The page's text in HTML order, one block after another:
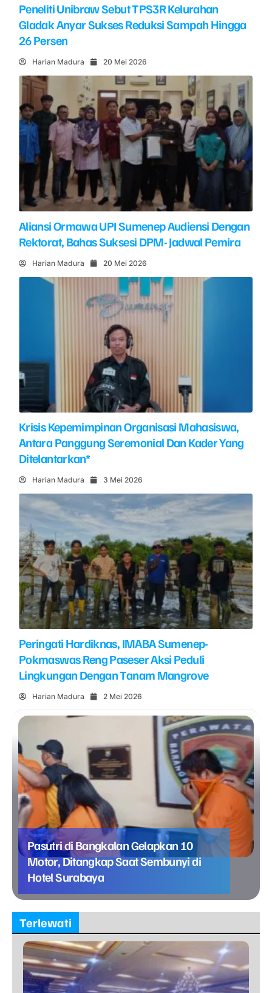
Peneliti Unibraw Sebut TPS3R Kelurahan
Gladak Anyar Sukses Reduksi Sampah Hingga
26 Persen
Harian Madura 20 Mei 2026
Aliansi Ormawa UPI Sumenep Audiensi Dengan
Rektorat, Bahas Suksesi DPM- Jadwal Pemira
Harian Madura 20 Mei 2026
Krisis Kepemimpinan Organisasi Mahasiswa,
Antara Panggung Seremonial Dan Kader Yang
Ditelantarkan*
Harian Madura 3 Mei 2026
Peringati Hardiknas, IMABA Sumenep-
Pokmaswas Reng Paseser Aksi Peduli
Lingkungan Dengan Tanam Mangrove
Harian Madura 2 Mei 2026
Pasutri di Bangkalan Gelapkan 10
Motor, Ditangkap Saat Sembunyi di
Hotel Surabaya
Terlewati